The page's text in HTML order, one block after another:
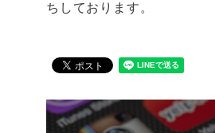
ちしております。